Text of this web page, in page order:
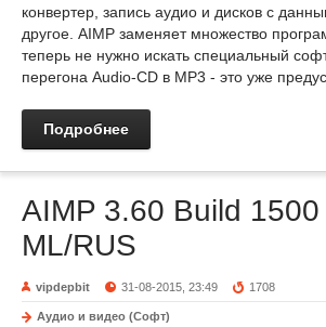
конвертер, запись аудио и дисков с
другое. AIMP заменяет множество
теперь не нужно искать специальный
перегона Audio-CD в MP3 - это уже
Подробнее
AIMP 3.60 Build 1500
ML/RUS
vipdepbit 31-08-2015, 23:49 1708
Аудио и видео (Софт)